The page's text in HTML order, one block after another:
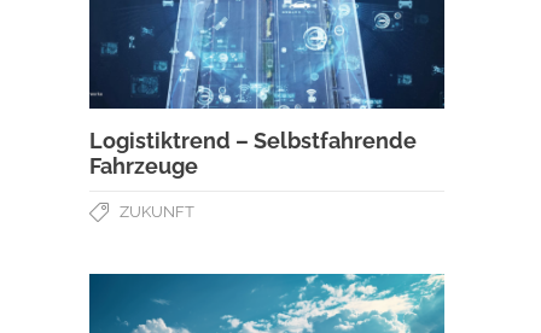
Logistiktrend – Selbstfahrende
Fahrzeuge
ZUKUNFT